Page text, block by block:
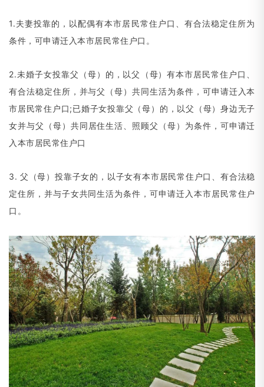
1.夫妻投靠的，以配偶有本市居民常住户口、有合法稳定住所为
条件，可申请迁入本市居民常住户口。
2.未婚子女投靠父 （母）的，以父 （母）有本市居民常住户口、
有合法稳定住所，并与父
（母）共同生活为条件，可申请迁入本
市居民常住户口;已婚子女投靠父 （母）的，以父 （母）身边无子
女并与父
（母）共同居住生活、照顾父 （母）为条件，可申请迁
入本市居民常住户口
3. 父 （母）投靠子女的，以子女有本市居民常住户口、有合法稳
定住所，并与子女共同生活为条件，可申请迁入本市居民常住户
口。